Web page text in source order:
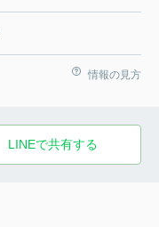
情報の見方
LINEで共有する